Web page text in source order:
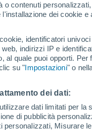
contenuti
dei cookie
identificatori
indirizzi IP e
al quale puoi opporti.
su "Impostazioni" o
dei dati:
dati limitati per la
di pubblicità
Misurare
- -
-
39 / 45
Spessore
Spessore
Tipo di
Tipo di